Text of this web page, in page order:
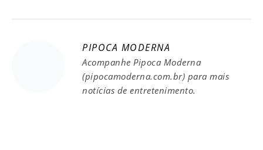
PIPOCA MODERNA
Acompanhe Pipoca Moderna
(pipocamoderna.com.br) para mais
notícias de entretenimento.